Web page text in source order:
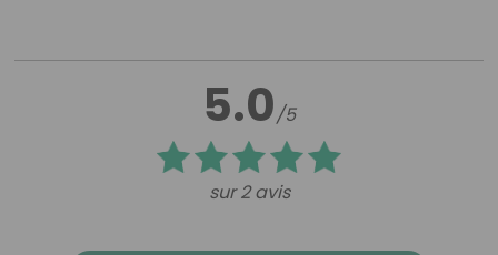
5.0/5
sur 2 avis